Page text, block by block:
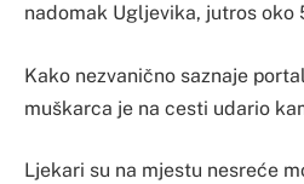
nadomak Ugljevika, jutros oko
Kako nezvanično saznaje
muškarca je na cesti udario
Ljekari su na mjestu nesreće